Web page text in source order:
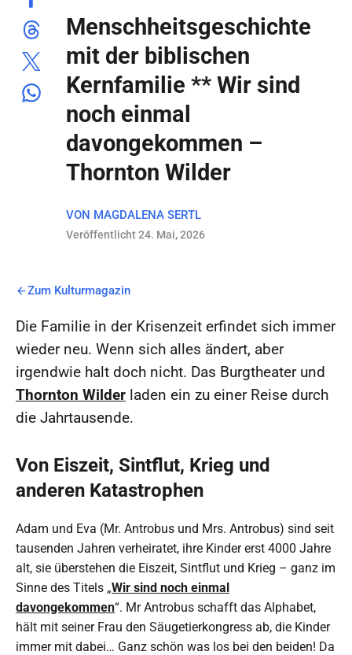
Menschheitsgeschichte
mit der biblischen
Kernfamilie ** Wir sind
noch einmal
davongekommen –
Thornton Wilder
VON MAGDALENA SERTL
Veröffentlicht 24. Mai, 2026
Zum Kulturmagazin
Die Familie in der Krisenzeit erfindet sich immer
wieder neu. Wenn sich alles ändert, aber
irgendwie halt doch nicht. Das Burgtheater und
Thornton Wilder laden ein zu einer Reise durch
die Jahrtausende.
Von Eiszeit, Sintflut, Krieg und
anderen Katastrophen
Adam und Eva (Mr. Antrobus und Mrs. Antrobus) sind seit
tausenden Jahren verheiratet, ihre Kinder erst 4000 Jahre
alt, sie überstehen die Eiszeit, Sintflut und Krieg – ganz im
Sinne des Titels „Wir sind noch einmal
davongekommen“. Mr Antrobus schafft das Alphabet,
hält mit seiner Frau den Säugetierkongress ab, die Kinder
immer mit dabei… Ganz schön was los bei den beiden! Da